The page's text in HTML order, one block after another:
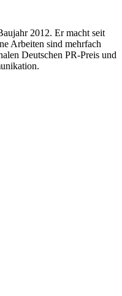
2012. Er macht seit
Arbeiten sind mehrfach
Deutschen PR-Preis und